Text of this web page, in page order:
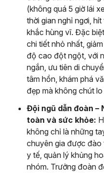
(không quá 5 giờ lái
thời gian nghỉ ngơi,
khắc hùng vĩ. Đặc
chi tiết nhỏ nhất,
độ cao đột ngột, với
ngắn, ưu tiên di
tâm hồn, khám phá
đẹp mà không chút
Đội ngũ dẫn đoàn –
toàn và sức khỏe:
không chỉ là những
chuyên gia được đào
y tế, quản lý khủng
nhóm. Trưởng đoàn